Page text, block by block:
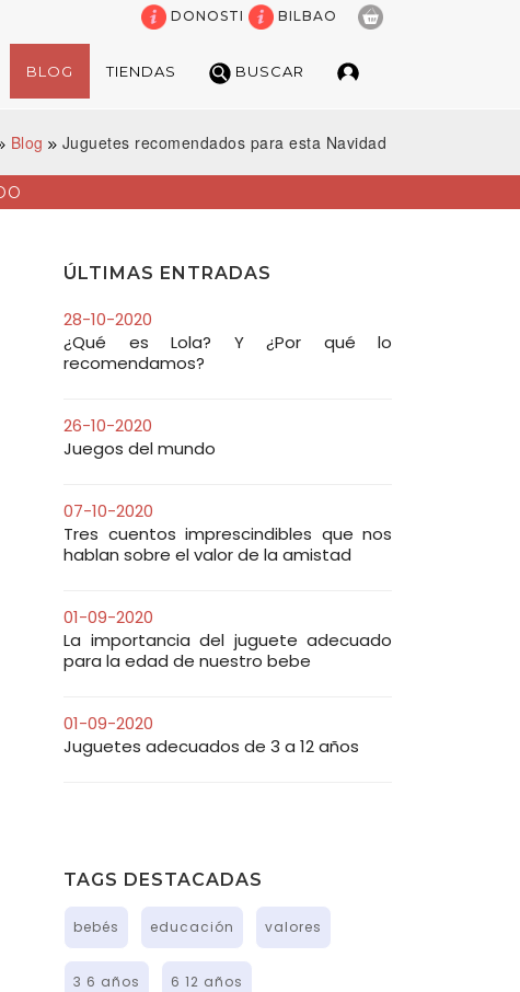
DONOSTI BILBAO
BLOG TIENDAS BUSCAR
Blog Juguetes recomendados para esta Navidad
ÚLTIMAS ENTRADAS
28-10-2020
¿Qué es Lola? Y ¿Por qué lo
recomendamos?
26-10-2020
Juegos del mundo
07-10-2020
Tres cuentos imprescindibles que nos
hablan sobre el valor de la amistad
01-09-2020
La importancia del juguete adecuado
para la edad de nuestro bebe
01-09-2020
Juguetes adecuados de 3 a 12 años
TAGS DESTACADAS
bebés educación valores
3 6 años 6 12 años
BUSCADOR DE